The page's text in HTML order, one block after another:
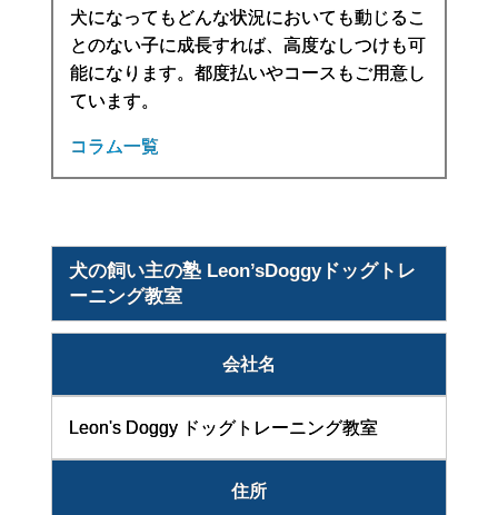
犬になってもどんな状況においても動じるこ
とのない子に成長すれば、高度なしつけも可
能になります。都度払いやコースもご用意し
ています。
コラム一覧
犬の飼い主の塾 Leon’sDoggyドッグトレ
ーニング教室
会社名
Leon's Doggy ドッグトレーニング教室
住所